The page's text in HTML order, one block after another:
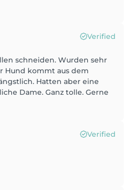
Verified
schneiden. Wurden sehr
Hund kommt aus dem
Hatten aber eine
Dame. Ganz tolle. Gerne
Verified